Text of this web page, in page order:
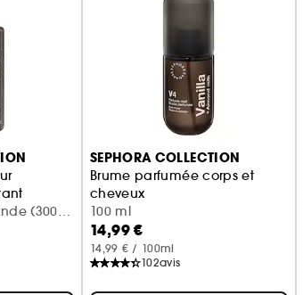
(300
SEPHORA COLLECTION
Brume parfumée corps et
cheveux
Vanille + lait d'amande
100 ml
14,99 €
14,99 € / 100ml
102avis